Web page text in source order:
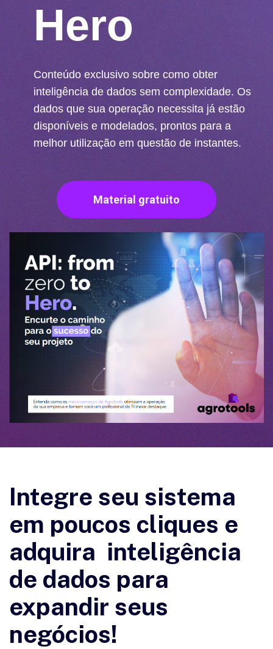
Hero
Conteúdo exclusivo sobre como obter
inteligência de dados sem complexidade. Os
dados que sua operação necessita já estão
disponíveis e modelados, prontos para a
melhor utilização em questão de instantes.
Material gratuito
Integre seu sistema
em poucos cliques e
adquira inteligência
de dados para
expandir seus
negócios!